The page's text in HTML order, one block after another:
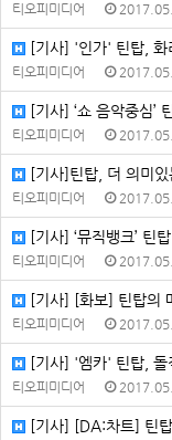
티오피미디어
[기사] '인가' 틴탑, 화
티오피미디어
[기사] ‘쇼 음악중심’
티오피미디어
[기사]틴탑, 더 의미
티오피미디어
[기사] ‘뮤직뱅크’ 틴
티오피미디어
[기사] [화보] 틴탑의
티오피미디어
[기사] '엠카' 틴탑,
티오피미디어
[기사] [DA:차트] 틴